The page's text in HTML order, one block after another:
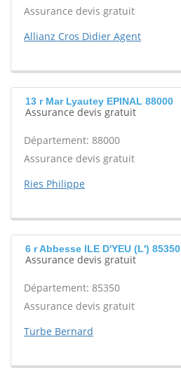
Assurance devis gratuit
Allianz Cros Didier Agent
13 r Mar Lyautey EPINAL 88000
Assurance devis gratuit
Département: 88000
Assurance devis gratuit
Ries Philippe
6 r Abbesse ILE D'YEU (L') 85350
Assurance devis gratuit
Département: 85350
Assurance devis gratuit
Turbe Bernard